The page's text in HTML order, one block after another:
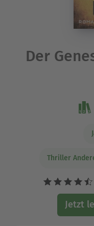
Der
Thriller
Jetzt